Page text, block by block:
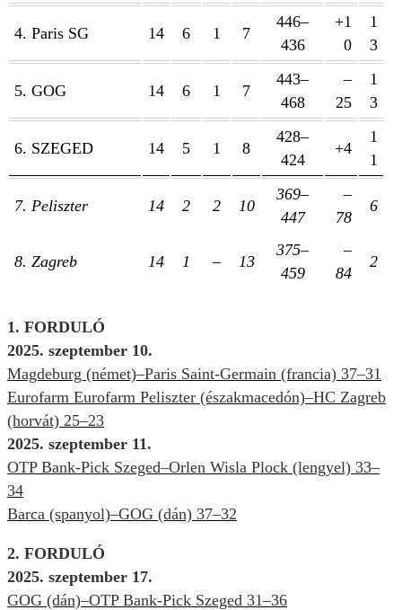
4. Paris SG 14 6 1 7
446–
436
+1
0
1
3
5. GOG 14 6 1 7
443–
468
–
25
1
3
6. SZEGED 14 5 1 8
428–
424
+4
1
1
7. Peliszter 14 2 2 10
369–
447
–
78
6
8. Zagreb 14 1 – 13
375–
459
–
84
2
1. FORDULÓ
2025. szeptember 10.
Magdeburg (német)–Paris Saint-Germain (francia) 37–31
Eurofarm Eurofarm Peliszter (északmacedón)–HC Zagreb
(horvát) 25–23
2025. szeptember 11.
OTP Bank-Pick Szeged–Orlen Wisla Plock (lengyel) 33–
34
Barca (spanyol)–GOG (dán) 37–32
2. FORDULÓ
2025. szeptember 17.
GOG (dán)–OTP Bank-Pick Szeged 31–36